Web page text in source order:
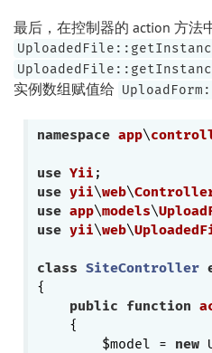
最后，在控制器的 action 方法
实例数组赋值给
namespace app\
use Yii
use yii\web\
use app\models\
use yii\web\
class SiteController
{
public
function
{
        $model =
new